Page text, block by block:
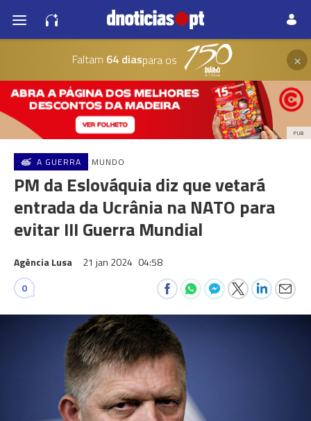
Faltam 64 diaspara os ×
PUB
A GUERRA MUNDO
PM da Eslováquia diz que vetará
entrada da Ucrânia na NATO para
evitar III Guerra Mundial
Agência Lusa 21 jan 2024 04:58
0